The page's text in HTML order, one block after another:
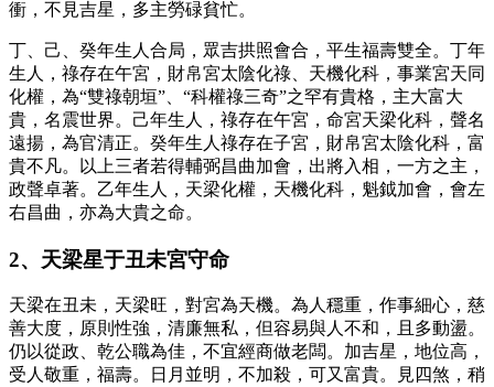
衝，不見吉星，多主勞碌貧忙。
丁、己、癸年生人合局，眾吉拱照會合，平生福壽雙全。丁年
生人，祿存在午宮，財帛宮太陰化祿、天機化科，事業宮天同
化權，為“雙祿朝垣”、“科權祿三奇”之罕有貴格，主大富大
貴，名震世界。己年生人，祿存在午宮，命宮天梁化科，聲名
遠揚，為官清正。癸年生人祿存在子宮，財帛宮太陰化科，富
貴不凡。以上三者若得輔弼昌曲加會，出將入相，一方之主，
政聲卓著。乙年生人，天梁化權，天機化科，魁鉞加會，會左
右昌曲，亦為大貴之命。
2、天梁星于丑未宮守命
天梁在丑未，天梁旺，對宮為天機。為人穩重，作事細心，慈
善大度，原則性強，清廉無私，但容易與人不和，且多動盪。
仍以從政、乾公職為佳，不宜經商做老闆。加吉星，地位高，
受人敬重，福壽。日月並明，不加殺，可又富貴。見四煞，稍